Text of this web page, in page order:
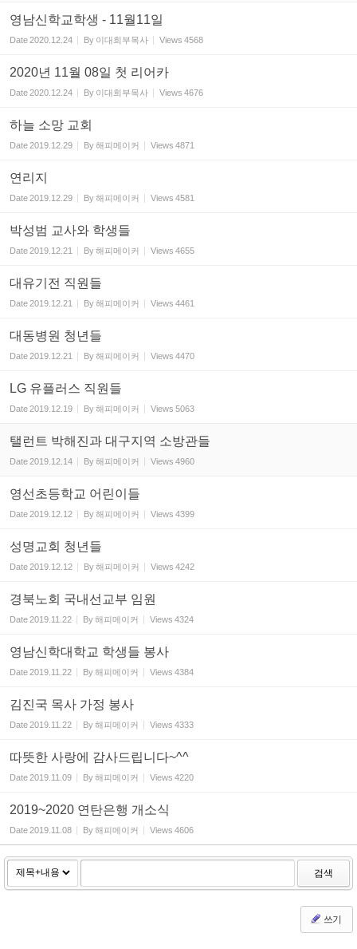
영남신학교학생 - 11월11일
Date2020.12.24 By 이대희부목사 Views 4568
2020년 11월 08일 첫 리어카
Date2020.12.24 By 이대희부목사 Views 4676
하늘 소망 교회
Date2019.12.29 By해피메이커 Views 4871
연리지
Date2019.12.29 By해피메이커 Views 4581
박성범 교사와 학생들
Date2019.12.21 By해피메이커 Views 4655
대유기전 직원들
Date2019.12.21 By해피메이커 Views 4461
대동병원 청년들
Date2019.12.21 By해피메이커 Views 4470
LG 유플러스 직원들
Date2019.12.19 By해피메이커 Views 5063
탤런트 박해진과 대구지역 소방관들
Date2019.12.14 By해피메이커 Views 4960
영선초등학교 어린이들
Date2019.12.12 By해피메이커 Views 4399
성명교회 청년들
Date2019.12.12 By해피메이커 Views 4242
경북노회 국내선교부 임원
Date2019.11.22 By해피메이커 Views 4324
영남신학대학교 학생들 봉사
Date2019.11.22 By해피메이커 Views 4384
김진국 목사 가정 봉사
Date2019.11.22 By해피메이커 Views 4333
따뜻한 사랑에 감사드립니다~^^
Date2019.11.09 By해피메이커 Views 4220
2019~2020 연탄은행 개소식
Date2019.11.08 By해피메이커 Views 4606
검색
쓰기